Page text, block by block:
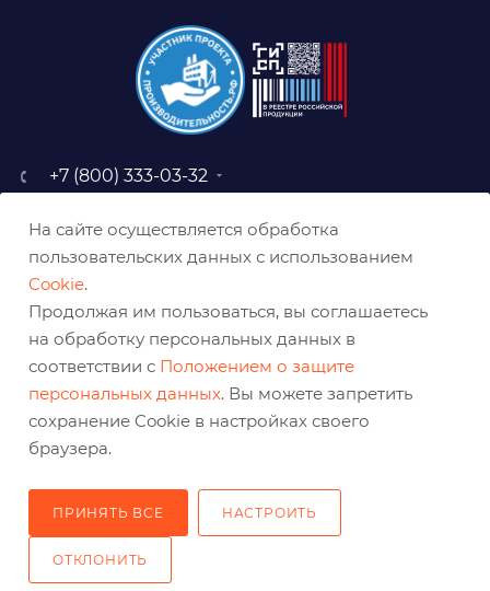
+7 (800) 333-03-32
baz@belabraziv.ru
308009, Россия, г. Белгород,
На сайте осуществляется обработка
пользовательских данных с использованием
Cookie.
Продолжая им пользоваться, вы соглашаетесь
на обработку персональных данных в
соответствии с Положением о защите
персональных данных. Вы можете запретить
сохранение Cookie в настройках своего
браузера.
ПРИНЯТЬ ВСЕ НАСТРОИТЬ
ОТКЛОНИТЬ